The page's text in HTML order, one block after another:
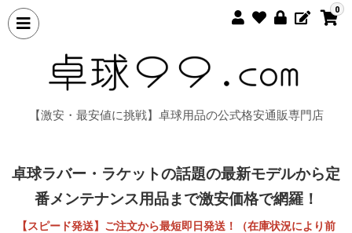
0
【激安・最安値に挑戦】卓球用品の公式格安通販専門店
卓球ラバー・ラケットの話題の最新モデルから定
番メンテナンス用品まで激安価格で網羅！
【スピード発送】ご注文から最短即日発送！（在庫状況により前